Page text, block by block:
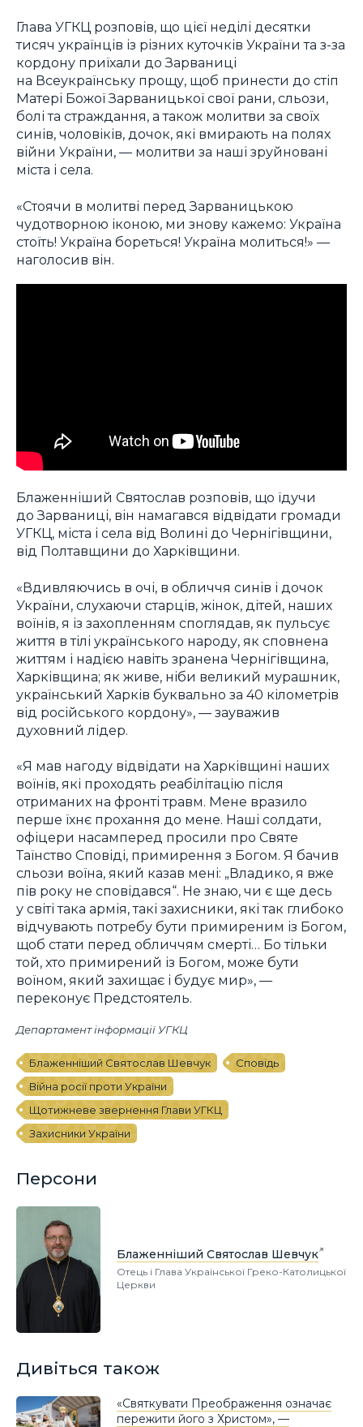
Глава УГКЦ розповів, що цієї неділі десятки
тисяч українців із різних куточків України та з-за
кордону приїхали до Зарваниці
на Всеукраїнську прощу, щоб принести до стіп
Матері Божої Зарваницької свої рани, сльози,
болі та страждання, а також молитви за своїх
синів, чоловіків, дочок, які вмирають на полях
війни України, — молитви за наші зруйновані
міста і села.
«Стоячи в молитві перед Зарваницькою
чудотворною іконою, ми знову кажемо: Україна
стоїть! Україна бореться! Україна молиться!» —
наголосив він.
Блаженніший Святослав розповів, що їдучи
до Зарваниці, він намагався відвідати громади
УГКЦ, міста і села від Волині до Чернігівщини,
від Полтавщини до Харківщини.
«Вдивляючись в очі, в обличчя синів і дочок
України, слухаючи старців, жінок, дітей, наших
воїнів, я із захопленням споглядав, як пульсує
життя в тілі українського народу, як сповнена
життям і надією навіть зранена Чернігівщина,
Харківщина; як живе, ніби великий мурашник,
український Харків буквально за 40 кілометрів
від російського кордону», — зауважив
духовний лідер.
«Я мав нагоду відвідати на Харківщині наших
воїнів, які проходять реабілітацію після
отриманих на фронті травм. Мене вразило
перше їхнє прохання до мене. Наші солдати,
офіцери насамперед просили про Святе
Таїнство Сповіді, примирення з Богом. Я бачив
сльози воїна, який казав мені: „Владико, я вже
пів року не сповідався“. Не знаю, чи є ще десь
у світі така армія, такі захисники, які так глибоко
відчувають потребу бути примиреним із Богом,
щоб стати перед обличчям смерті… Бо тільки
той, хто примирений із Богом, може бути
воїном, який захищає і будує мир», —
переконує Предстоятель.
Департамент інформації УГКЦ
Блаженніший Святослав Шевчук
Сповідь
Війна росії проти України
Щотижневе звернення Глави УГКЦ
Захисники України
Персони
Блаженніший Святослав Шевчук
Отець і Глава Української Греко-Католицької
Церкви
Дивіться також
«Святкувати Преображення означає
пережити його з Христом», —